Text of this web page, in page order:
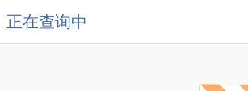
正在查询中